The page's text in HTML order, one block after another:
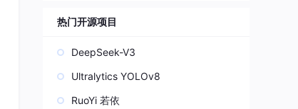
模态指令。
热门开源项目
DeepSeek-V3
Ultralytics YOLOv8
RuoYi 若依